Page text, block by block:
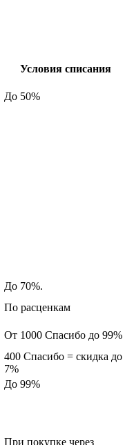
Условия списания
До 50%
До 70%.
По расценкам
От 1000 Спасибо до 99%
400 Спасибо = скидка до
7%
До 99%
При покупке через